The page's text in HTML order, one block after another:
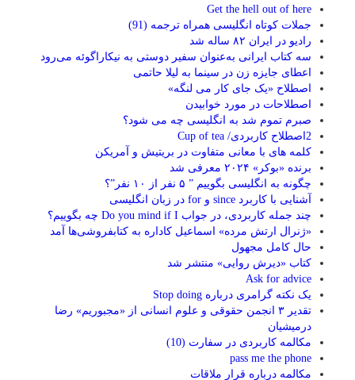
Get the hell out of here
جملات کوتاه انگلیسی همراه ترجمه (91)
رادیو در ایران ۸۲ ساله شد
سه کتاب ایرانی به‌عنوان سفیر دوستی به نیکاراگوئه می‌رود
اعطای جایزه زن در سینما به لیلا حاتمی
اصطلاح «یک جای کار می لنگه»
اصطلاحات در مورد خوابیدن
صبرم تموم شد به انگلیسی چه می شود؟
2اصطلاح کاربردی/ Cup of tea
کلمه های با معانی متفاوت در بریتیش و آمریکن
برنده «بوکر» ۲۰۲۴ معرفی شد
چگونه به انگلیسی بگوییم ” ۵ نفر از ۱۰ نفر”؟
آشنایی با کاربرد since و for در زبان انگلیسی
چند جمله کاربردی، در جواب Do you mind if I چه بگوییم؟
«ژنرال ارتش مرده» اسماعیل کاداره به کتابفروشی‌ها آمد
حال کامل مجهول
کتاب «دیرش روایی» منتشر شد
Ask for advice
یک نکته گرامری درباره Stop doing
تقدیر ۳ انجمن حقوقی و علوم انسانی از «مجبوریم» رضا
درمیشیان
مکالمه کاربردی در سفارت (10)
pass me the phone
مکالمه درباره قرار ملاقات